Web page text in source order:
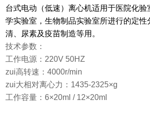
台式电动（低速）离心机适用于医院化验
学实验室，生物制品实验室所进行的定性
清、尿素及疫苗制造等用。
技术参数：
工作电源： 220V 50HZ
zui高转速：4000r/min
zui大相对离心力： 1435-2325×g
工作容量：6×20ml / 12×20ml